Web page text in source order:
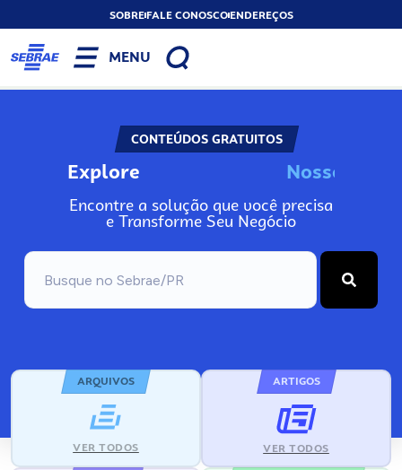
SOBREFALE CONOSCOENDEREÇOS
MENU
CONTEÚDOS GRATUITOS
Explore Nosso
Encontre a solução que você precisa
e Transforme Seu Negócio
ARQUIVOS
VER TODOS
ARTIGOS
VER TODOS